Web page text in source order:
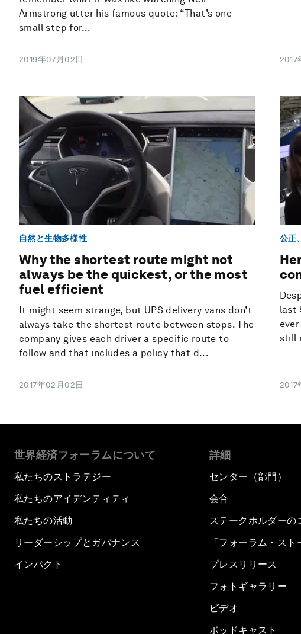
Armstrong utter his famous quote: “That’s one
small step for...
2019年07月02日 2017
自然と生物多様性
Why the shortest route might not
always be the quickest, or the most
fuel efficient
It might seem strange, but UPS delivery vans don’t
always take the shortest route between stops. The
company gives each driver a specific route to
follow and that includes a policy that d...
2017年02月02日
公正
last
still
2017
世界経済フォーラムについて
私たちのストラテジー
私たちのアイデンティティ
私たちの活動
リーダーシップとガバナンス
インパクト
詳細
センター（部門）
会合
ステークホルダーの
「フォーラム・スト
プレスリリース
フォトギャラリー
ビデオ
ポッドキャスト